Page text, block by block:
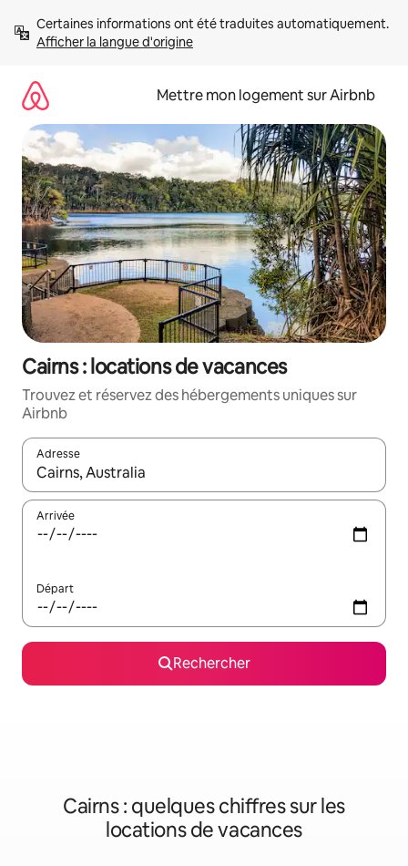
directement
Afficher la langue d'origine
Mettre mon logement sur Airbnb
Cairns : locations de vacances
Trouvez et réservez des hébergements uniques sur
Airbnb
Adresse
Lorsque les résultats s'affichent, utilisez les flèches vers le
Arrivée
Départ
Rechercher
Cairns : quelques chiffres sur les
locations de vacances